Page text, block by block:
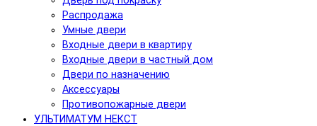
Распродажа
Умные двери
Входные двери в квартиру
Входные двери в частный дом
Двери по назначению
Аксессуары
Противопожарные двери
УЛЬТИМАТУМ НЕКСТ